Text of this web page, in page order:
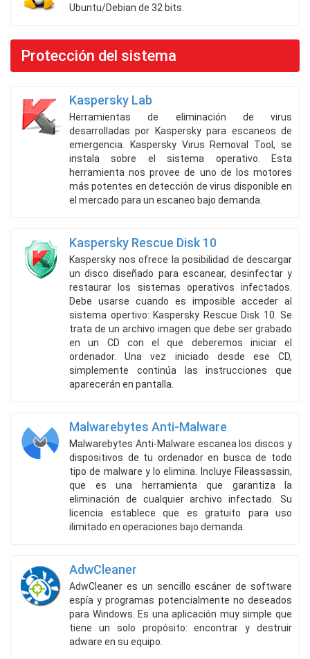
Ubuntu/Debian de 32 bits.
Protección del sistema
Kaspersky Lab
Herramientas de eliminación de virus
desarrolladas por Kaspersky para escaneos de
emergencia. Kaspersky Virus Removal Tool, se
instala sobre el sistema operativo. Esta
herramienta nos provee de uno de los motores
más potentes en detección de virus disponible en
el mercado para un escaneo bajo demanda.
Kaspersky Rescue Disk 10
Kaspersky nos ofrece la posibilidad de descargar
un disco diseñado para escanear, desinfectar y
restaurar los sistemas operativos infectados.
Debe usarse cuando es imposible acceder al
sistema opertivo: Kaspersky Rescue Disk 10. Se
trata de un archivo imagen que debe ser grabado
en un CD con el que deberemos iniciar el
ordenador. Una vez iniciado desde ese CD,
simplemente continúa las instrucciones que
aparecerán en pantalla.
Malwarebytes Anti-Malware
Malwarebytes Anti-Malware escanea los discos y
dispositivos de tu ordenador en busca de todo
tipo de malware y lo elimina. Incluye Fileassassin,
que es una herramienta que garantiza la
eliminación de cualquier archivo infectado. Su
licencia establece que es gratuito para uso
ilimitado en operaciones bajo demanda.
AdwCleaner
AdwCleaner es un sencillo escáner de software
espía y programas potencialmente no deseados
para Windows. Es una aplicación muy simple que
tiene un solo propósito: encontrar y destruir
adware en su equipo.